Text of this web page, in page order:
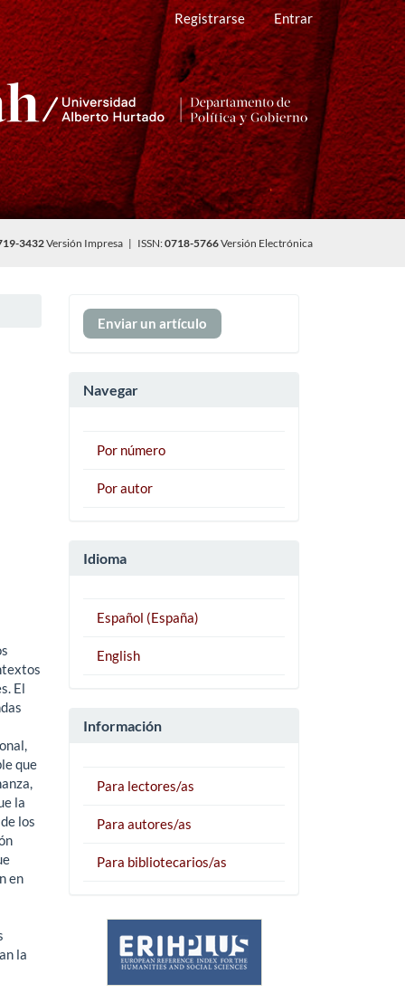
Registrarse Entrar
3432Versión Impresa | ISSN:0718-5766Versión Electrónica
El
que
la
los
en
la
Enviar
un
Enviar un artículo
Navegar
Por número
Por autor
Idioma
Español (España)
English
Información
Para lectores/as
Para autores/as
Para bibliotecarios/as